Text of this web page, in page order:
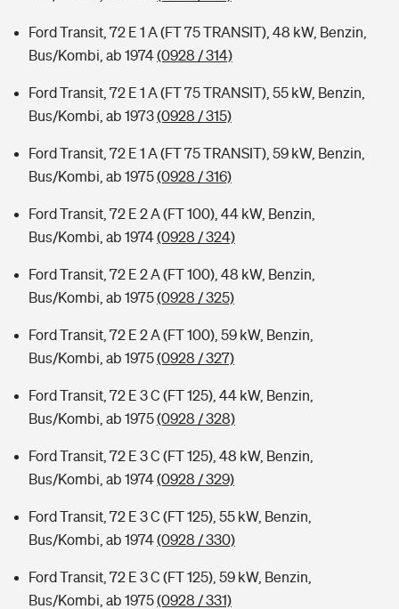
Ford Transit, 72 E 1 A (FT 75 TRANSIT), 48 kW, Benzin,
Bus/Kombi, ab 1974(0928 / 314)
Ford Transit, 72 E 1 A (FT 75 TRANSIT), 55 kW, Benzin,
Bus/Kombi, ab 1973(0928 / 315)
Ford Transit, 72 E 1 A (FT 75 TRANSIT), 59 kW, Benzin,
Bus/Kombi, ab 1975(0928 / 316)
Ford Transit, 72 E 2 A (FT 100), 44 kW, Benzin,
Bus/Kombi, ab 1974(0928 / 324)
Ford Transit, 72 E 2 A (FT 100), 48 kW, Benzin,
Bus/Kombi, ab 1975(0928 / 325)
Ford Transit, 72 E 2 A (FT 100), 59 kW, Benzin,
Bus/Kombi, ab 1975(0928 / 327)
Ford Transit, 72 E 3 C (FT 125), 44 kW, Benzin,
Bus/Kombi, ab 1975(0928 / 328)
Ford Transit, 72 E 3 C (FT 125), 48 kW, Benzin,
Bus/Kombi, ab 1974(0928 / 329)
Ford Transit, 72 E 3 C (FT 125), 55 kW, Benzin,
Bus/Kombi, ab 1974(0928 / 330)
Ford Transit, 72 E 3 C (FT 125), 59 kW, Benzin,
Bus/Kombi, ab 1975(0928 / 331)